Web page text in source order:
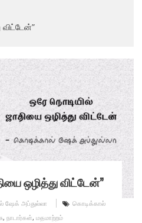
விட்டேன்”
ஒழித்து விட்டேன்”
ஷேக் அப்துல்லா
கொடிக்கால்
, நாடார்கள், மதமாற்றம்